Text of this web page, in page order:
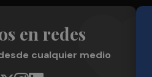
en redes
cualquier medio